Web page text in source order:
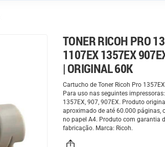
TONER RICOH PRO
1107EX 1357EX
| ORIGINAL 60K
Cartucho de Toner Ricoh Pro
Para uso nas seguintes
1357EX, 907, 907EX. Produto
aproximado de até 60.000 páginas,
no papel A4. Produto com garantia
fabricação. Marca: Ricoh.